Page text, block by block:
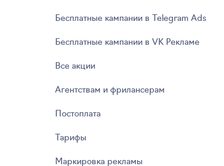
Бесплатные кампании в Telegram Ads
Бесплатные кампании в VK Рекламе
Все акции
Агентствам и фрилансерам
Постоплата
Тарифы
Маркировка рекламы